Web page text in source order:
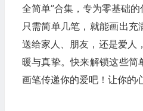
全简单”合集，专为零基础的
只需简单几笔，就能画出
送给家人、朋友，还是爱人
暖与真挚。快来解锁这些简
画笔传递你的爱吧！让你的